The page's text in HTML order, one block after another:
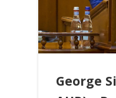
George